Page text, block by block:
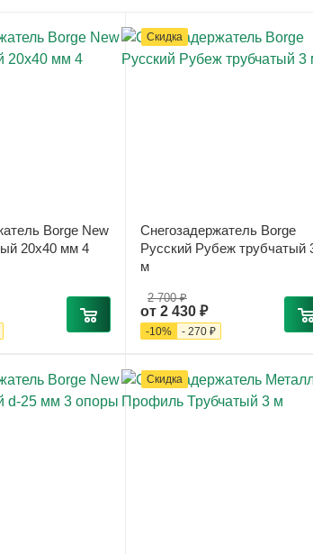
Borge New
20x40 мм 4
Скидка
Снегозадержатель Borge
Русский Рубеж трубчатый
м
от 2 430 ₽
2 700 ₽
-10% - 270 ₽
Скидка